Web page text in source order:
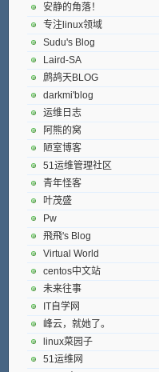
安静的角落！
专注linux领域
Sudu's Blog
Laird-SA
鹧鸪天BLOG
darkmi'blog
运维日志
阿熊的窝
陋室博客
51运维管理社区
青年怪客
叶茂盛
Pw
飛飛's Blog
Virtual World
centos中文站
未来往事
IT自学网
峰云，就她了。
linux菜园子
51运维网